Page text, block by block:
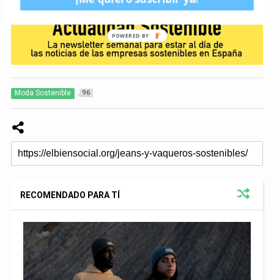
Moda Sostenible 96
RECOMENDADO PARA TÍ